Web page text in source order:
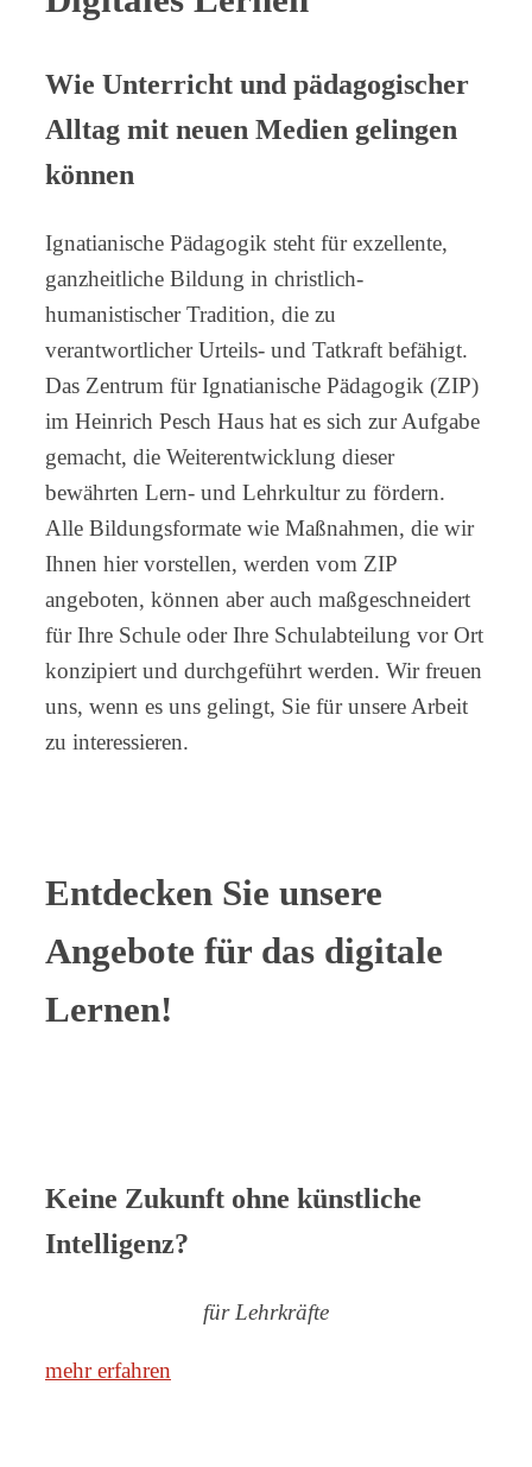
Wie Unterricht und pädagogischer
Alltag mit neuen Medien gelingen
können
Ignatianische Pädagogik steht für exzellente,
ganzheitliche Bildung in christlich-
humanistischer Tradition, die zu
verantwortlicher Urteils- und Tatkraft befähigt.
Das Zentrum für Ignatianische Pädagogik (ZIP)
im Heinrich Pesch Haus hat es sich zur Aufgabe
gemacht, die Weiterentwicklung dieser
bewährten Lern- und Lehrkultur zu fördern.
Alle Bildungsformate wie Maßnahmen, die wir
Ihnen hier vorstellen, werden vom ZIP
angeboten, können aber auch maßgeschneidert
für Ihre Schule oder Ihre Schulabteilung vor Ort
konzipiert und durchgeführt werden. Wir freuen
uns, wenn es uns gelingt, Sie für unsere Arbeit
zu interessieren.
Entdecken Sie unsere
Angebote für das digitale
Lernen!
Keine Zukunft ohne künstliche
Intelligenz?
für Lehrkräfte
mehr erfahren